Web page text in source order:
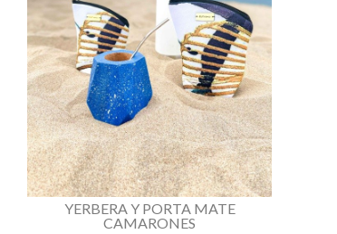
YERBERA Y PORTA MATE
CAMARONES